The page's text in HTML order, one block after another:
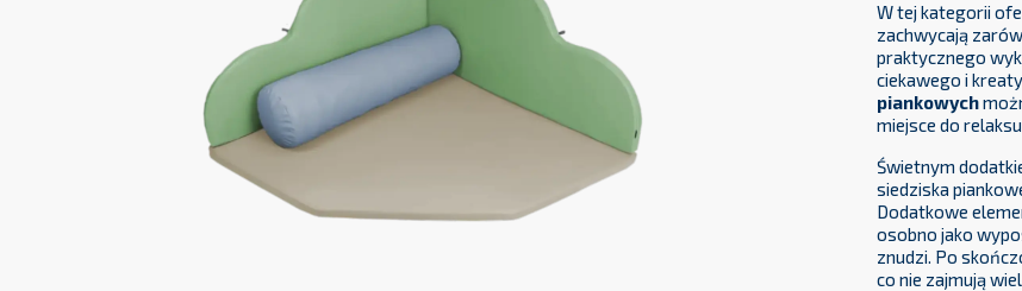
W tej kategorii
zachwycają
praktycznego
ciekawego i
piankowych
miejsce do
Świetnym
siedziska
Dodatkowe
osobno jako
znudzi. Po
co nie zajmują